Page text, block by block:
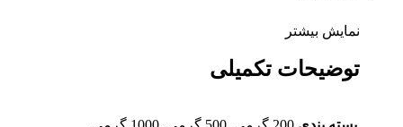
نمایش بیشتر
توضیحات تکمیلی